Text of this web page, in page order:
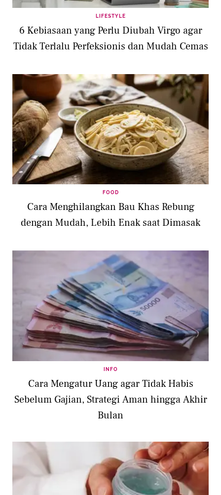
LIFESTYLE
6 Kebiasaan yang Perlu Diubah Virgo agar
Tidak Terlalu Perfeksionis dan Mudah Cemas
FOOD
Cara Menghilangkan Bau Khas Rebung
dengan Mudah, Lebih Enak saat Dimasak
INFO
Cara Mengatur Uang agar Tidak Habis
Sebelum Gajian, Strategi Aman hingga Akhir
Bulan